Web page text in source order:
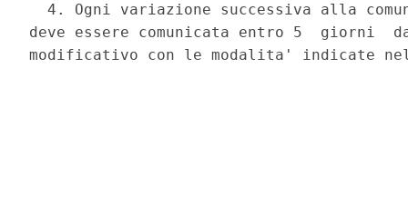
4. Ogni variazione successiva alla
deve essere comunicata entro 5